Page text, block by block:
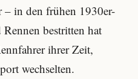
– in den frühen 1930er-
bestritten hat
ihrer Zeit,
wechselten.